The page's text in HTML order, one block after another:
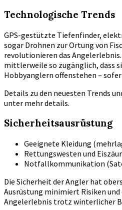
Technologische Trends
GPS-gestützte Tiefenfinder,
sogar Drohnen zur Ortung von
revolutionieren das
mittlerweile so zugänglich, dass
Hobbyanglern offenstehen –
Details zu den neuesten Trends
unter mehr details.
Sicherheitsausrüstung
Geeignete Kleidung
Rettungswesten und
Notfallkommunikation
Die Sicherheit der Angler hat
Ausrüstung minimiert Risiken
Angelerlebnis trotz winterlicher